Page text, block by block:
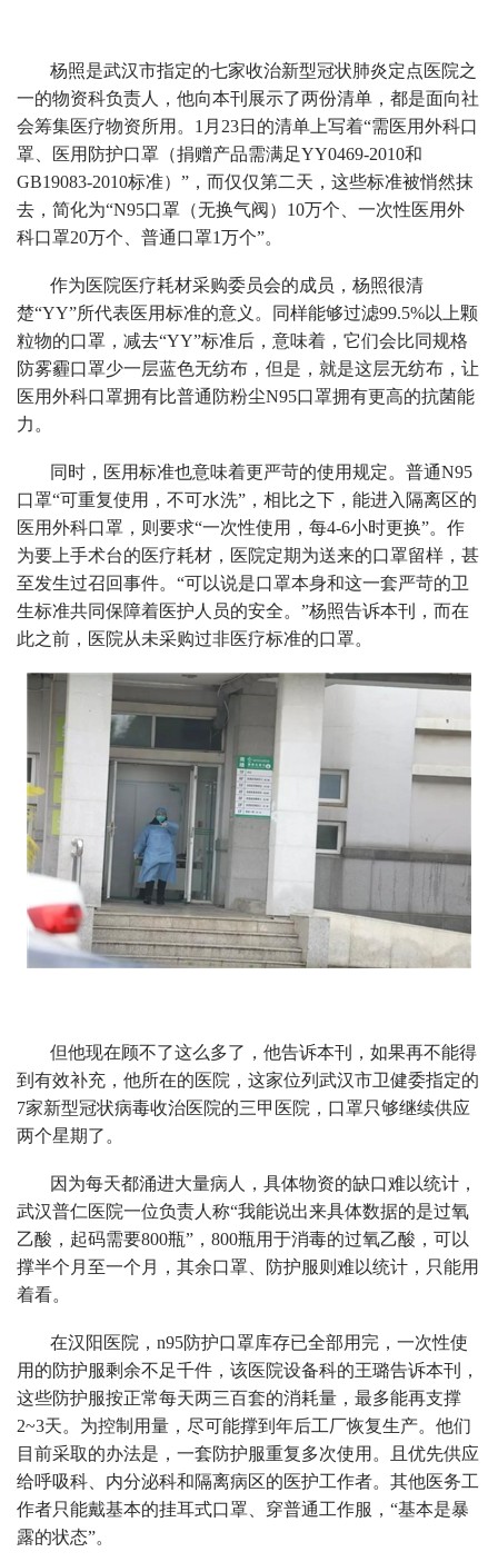
杨照是武汉市指定的七家收治新型冠状肺炎定点医院之
一的物资科负责人，他向本刊展示了两份清单，都是面向社
会筹集医疗物资所用。1月23日的清单上写着“需医用外科口
罩、医用防护口罩（捐赠产品需满足YY0469-2010和
GB19083-2010标准）”，而仅仅第二天，这些标准被悄然抹
去，简化为“N95口罩（无换气阀）10万个、一次性医用外
科口罩20万个、普通口罩1万个”。
作为医院医疗耗材采购委员会的成员，杨照很清
楚“YY”所代表医用标准的意义。同样能够过滤99.5%以上颗
粒物的口罩，减去“YY”标准后，意味着，它们会比同规格
防雾霾口罩少一层蓝色无纺布，但是，就是这层无纺布，让
医用外科口罩拥有比普通防粉尘N95口罩拥有更高的抗菌能
力。
同时，医用标准也意味着更严苛的使用规定。普通N95
口罩“可重复使用，不可水洗”，相比之下，能进入隔离区的
医用外科口罩，则要求“一次性使用，每4-6小时更换”。作
为要上手术台的医疗耗材，医院定期为送来的口罩留样，甚
至发生过召回事件。“可以说是口罩本身和这一套严苛的卫
生标准共同保障着医护人员的安全。”杨照告诉本刊，而在
此之前，医院从未采购过非医疗标准的口罩。
但他现在顾不了这么多了，他告诉本刊，如果再不能得
到有效补充，他所在的医院，这家位列武汉市卫健委指定的
7家新型冠状病毒收治医院的三甲医院，口罩只够继续供应
两个星期了。
因为每天都涌进大量病人，具体物资的缺口难以统计，
武汉普仁医院一位负责人称“我能说出来具体数据的是过氧
乙酸，起码需要800瓶”，800瓶用于消毒的过氧乙酸，可以
撑半个月至一个月，其余口罩、防护服则难以统计，只能用
着看。
在汉阳医院，n95防护口罩库存已全部用完，一次性使
用的防护服剩余不足千件，该医院设备科的王璐告诉本刊，
这些防护服按正常每天两三百套的消耗量，最多能再支撑
2~3天。为控制用量，尽可能撑到年后工厂恢复生产。他们
目前采取的办法是，一套防护服重复多次使用。且优先供应
给呼吸科、内分泌科和隔离病区的医护工作者。其他医务工
作者只能戴基本的挂耳式口罩、穿普通工作服，“基本是暴
露的状态”。